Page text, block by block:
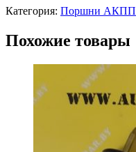
Категория: Поршни АКПП
Похожие товары